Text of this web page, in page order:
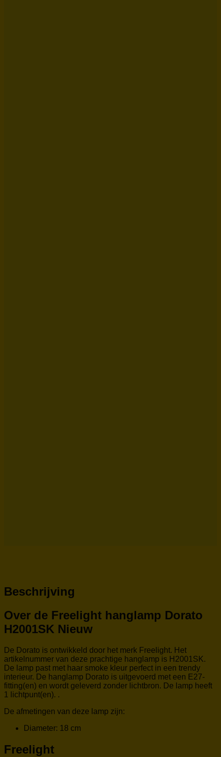
Beschrijving
Over de Freelight hanglamp Dorato
H2001SK Nieuw
De Dorato is ontwikkeld door het merk Freelight. Het
artikelnummer van deze prachtige hanglamp is H2001SK.
De lamp past met haar smoke kleur perfect in een trendy
interieur. De hanglamp Dorato is uitgevoerd met een E27-
fitting(en) en wordt geleverd zonder lichtbron. De lamp heeft
1 lichtpunt(en). .
De afmetingen van deze lamp zijn:
Diameter: 18 cm
Freelight